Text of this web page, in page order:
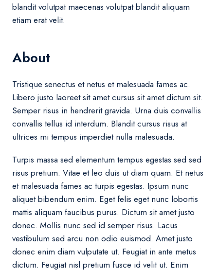
blandit volutpat maecenas volutpat blandit aliquam
etiam erat velit.
About
Tristique senectus et netus et malesuada fames ac.
Libero justo laoreet sit amet cursus sit amet dictum sit.
Semper risus in hendrerit gravida. Urna duis convallis
convallis tellus id interdum. Blandit cursus risus at
ultrices mi tempus imperdiet nulla malesuada.
Turpis massa sed elementum tempus egestas sed sed
risus pretium. Vitae et leo duis ut diam quam. Et netus
et malesuada fames ac turpis egestas. Ipsum nunc
aliquet bibendum enim. Eget felis eget nunc lobortis
mattis aliquam faucibus purus. Dictum sit amet justo
donec. Mollis nunc sed id semper risus. Lacus
vestibulum sed arcu non odio euismod. Amet justo
donec enim diam vulputate ut. Feugiat in ante metus
dictum. Feugiat nisl pretium fusce id velit ut. Enim